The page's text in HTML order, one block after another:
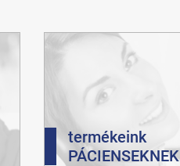
termékeink
PÁCIENSEKNEK